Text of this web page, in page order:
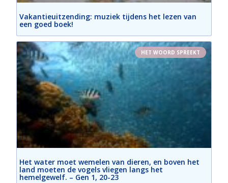
Vakantieuitzending: muziek tijdens het lezen van
een goed boek!
HET WOORD SPREEKT
Het water moet wemelen van dieren, en boven het
land moeten de vogels vliegen langs het
hemelgewelf. – Gen 1, 20-23